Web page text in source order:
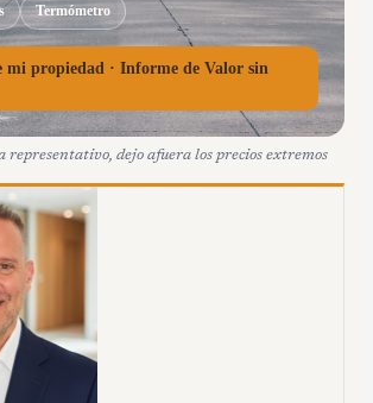
Termómetro
mi propiedad · Informe de Valor sin
representativo, dejo afuera los precios extremos